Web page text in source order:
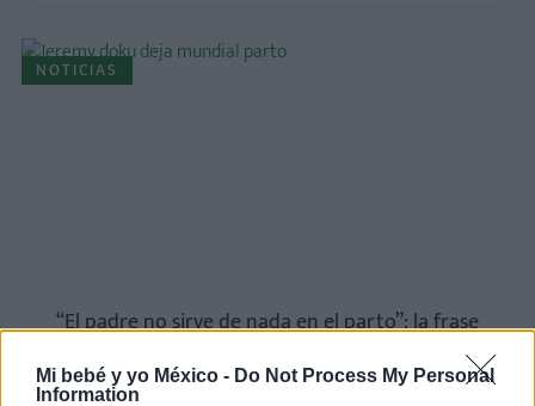
Mi bebé y yo México - Do Not Process My Personal
Information
NOTICIAS
“El padre no sirve de nada en el parto”: la frase
Doku de dejar el Mundial para ver nacer a su